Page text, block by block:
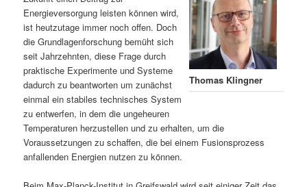
a
l
t
s
p
n
h
a
l
t
Thomas Klingner
Energieversorgung leisten können wird,
ist heutzutage immer noch offen. Doch
die Grundlagenforschung bemüht sich
seit Jahrzehnten, diese Frage durch
praktische Experimente und Systeme
dadurch zu beantworten um zunächst
einmal ein stabiles technisches System
zu entwerfen, in dem die ungeheuren
Temperaturen herzustellen und zu erhalten, um die
Voraussetzungen zu schaffen, die bei einem Fusionsprozess
anfallenden Energien nutzen zu können.